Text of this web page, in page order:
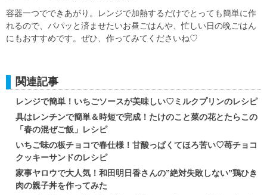
容器一つでできあがり。レンジで加熱するだけでとっても簡単に作
れるので、パパッと済ませたいお昼ごはんや、忙しい日の晩ごはん
にもおすすめです。ぜひ、作ってみてくださいね♡
関連記事
レンジで簡単！いちごソースが美味しい♡ミルクプリンのレシピ
具はレンチンで簡単＆時短で完成！たけのこと菜の花とたらこの
「春の混ぜご飯」レシピ
いちご味の板チョコで春仕様！甘酸っぱくてほろ苦い♡苺チョコ
クッキーサンドのレシピ
家事ヤロウで大人気！和田明日香さんの”絶対失敗しない”鶏ひき
肉の親子丼を作ってみた